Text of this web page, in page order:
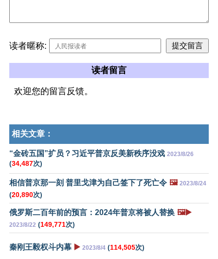
读者暱称:
读者留言
欢迎您的留言反馈。
相关文章：
“金砖五国”扩员？习近平普京反美新秩序没戏 2023/8/26
(34,487次)
相信普京那一刻 普里戈津为自己签下了死亡令 🖼️ 2023/8/24
(20,890次)
俄罗斯二百年前的预言：2024年普京将被人替换 🖼️▶️
2023/8/22 (149,771次)
秦刚王毅权斗内幕 ▶️ 2023/8/4 (114,505次)